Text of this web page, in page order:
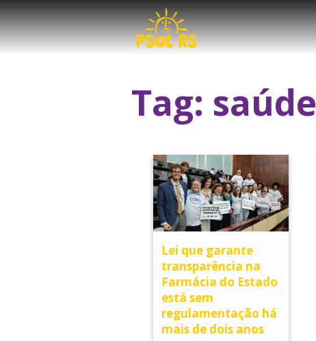
Tag: saúde
Lei que garante
transparência na
Farmácia do Estado
está sem
regulamentação há
mais de dois anos